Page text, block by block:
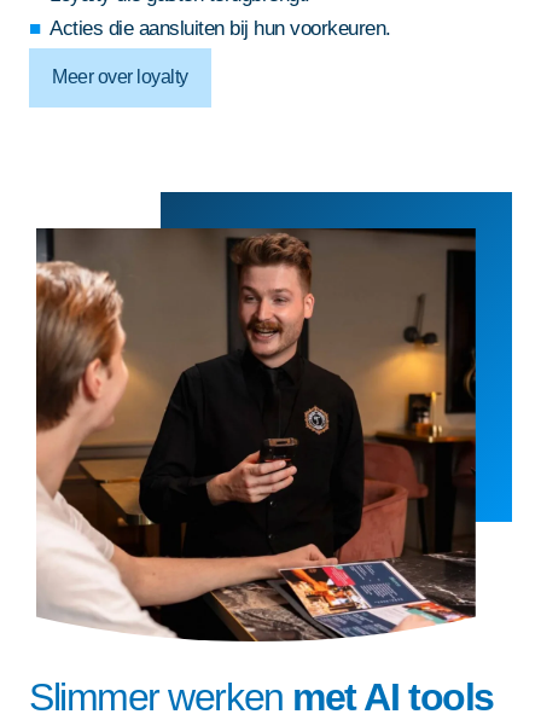
Acties die aansluiten bij hun voorkeuren.
Meer over loyalty
Slimmer werken met AI tools